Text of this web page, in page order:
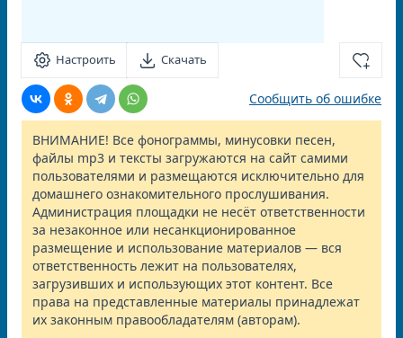
Настроить Скачать
Сообщить об ошибке
ВНИМАНИЕ! Все фонограммы, минусовки песен,
файлы mp3 и тексты загружаются на сайт самими
пользователями и размещаются исключительно для
домашнего ознакомительного прослушивания.
Администрация площадки не несёт ответственности
за незаконное или несанкционированное
размещение и использование материалов — вся
ответственность лежит на пользователях,
загрузивших и использующих этот контент. Все
права на представленные материалы принадлежат
их законным правообладателям (авторам).